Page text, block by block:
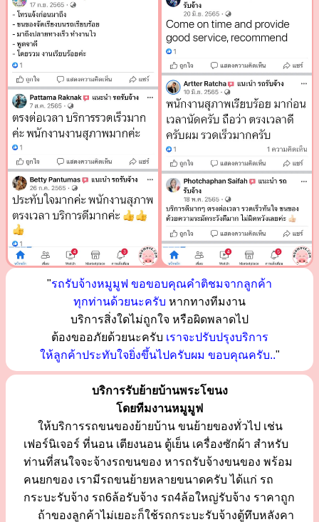
"รถรับจ้างหมูมูฟ ขอขอบคุณคำติชมจากลูกค้า
ทุกท่านด้วยนะครับ หากทางทีมงาน
บริการสิ่งใดไม่ถูกใจ หรือผิดพลาดไป
ต้องขออภัยด้วยนะครับ เราจะปรับปรุงบริการ
ให้ลูกค้าประทับใจยิ่งขึ้นไปครับผม ขอบคุณครับ.."
บริการรับย้ายบ้านพระโขนง
โดยทีมงานหมูมูฟ
ให้บริการรถขนของย้ายบ้าน ขนย้ายของทั่วไป เช่น
เฟอร์นิเจอร์ ที่นอน เตียงนอน ตู้เย็น เครื่องซักผ้า สำหรับ
ท่านที่สนใจจะจ้างรถขนของ หารถรับจ้างขนของ พร้อม
คนยกของ เรามีรถขนย้ายหลายขนาดครับ ได้แก่ รถ
กระบะรับจ้าง รถ6ล้อรับจ้าง รถ4ล้อใหญ่รับจ้าง ราคาถูก
ถ้าของลูกค้าไม่เยอะก็ใช้รถกระบะรับจ้างตู้ทึบหลังคา